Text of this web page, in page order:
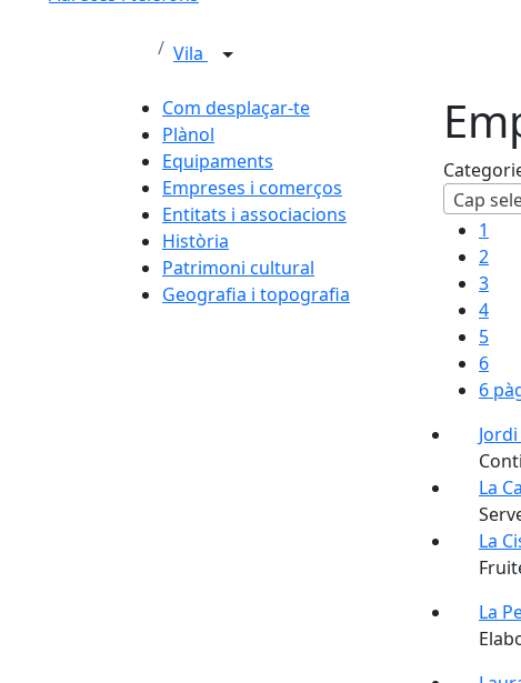
Vila
Com desplaçar-te
Plànol
Equipaments
Empreses i comerços
Entitats i associacions
Història
Patrimoni cultural
Geografia i topografia
Cap
1
2
3
4
5
6
6
La
La
La